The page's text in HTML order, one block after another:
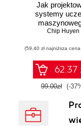
Jak
systemy
Iteracyjne
gotowych do
Chip Huyen
(59,40 zł najniższa
62.37
99.00zł (-